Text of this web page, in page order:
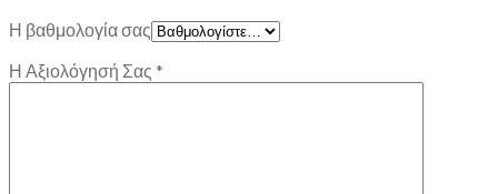
Η βαθμολογία σας
Η Αξιολόγησή Σας *